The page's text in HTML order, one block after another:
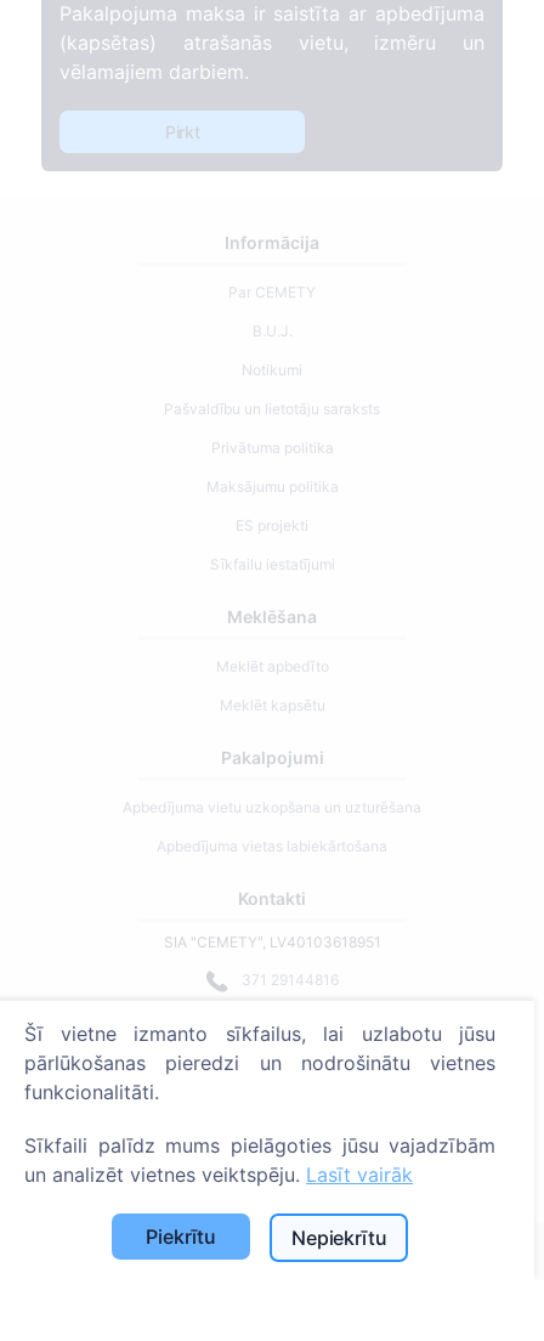
Pakalpojuma maksa ir saistīta ar apbedījuma
(kapsētas) atrašanās vietu, izmēru un
vēlamajiem darbiem.
Pirkt
Informācija
Par CEMETY
B.U.J.
Notikumi
Pašvaldību un lietotāju saraksts
Privātuma politika
Maksājumu politika
ES projekti
Sīkfailu iestatījumi
Meklēšana
Meklēt apbedīto
Meklēt kapsētu
Pakalpojumi
Apbedījuma vietu uzkopšana un uzturēšana
Apbedījuma vietas labiekārtošana
Kontakti
SIA "CEMETY", LV40103618951
371 29144816
Strādājam visā Latvijā!
Administratoriem
© 2013 - 2026 Cemety Visas tiesības aizsargātas
Privātuma politika un noteikumi.
Šī vietne izmanto sīkfailus, lai uzlabotu jūsu
pārlūkošanas pieredzi un nodrošinātu vietnes
funkcionalitāti.
Sīkfaili palīdz mums pielāgoties jūsu vajadzībām
un analizēt vietnes veiktspēju. Lasīt vairāk
Piekrītu Nepiekrītu